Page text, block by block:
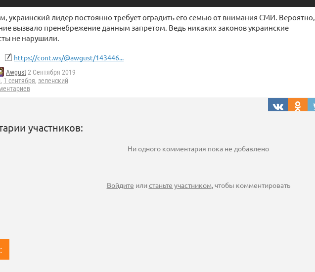
украинский лидер постоянно требует оградить его семью от внимания СМИ. Вероятно,
вызвало пренебрежение данным запретом. Ведь никаких законов украинские
не нарушили.
https://cont.ws/@awgust/143446...
Awgust2 Сентября 2019
, 1 сентября, зеленский
участников:
Ни одного комментария пока не добавлено
Войдите илистаньте участником, чтобы комментировать